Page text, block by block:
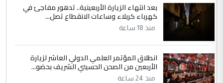
بعد انتهاء الزيارة الأربعينية.. تدهور مفاجئ في
كهرباء كربلاء وساعات الانقطاع تصل...
منذ 18 ساعة
انطلاق المؤتمر العلمي الدولي العاشر لزيارة
الأربعين من الصحن الحسيني الشريف بحضو...
منذ 24 ساعة